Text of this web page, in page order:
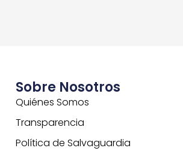
Sobre Nosotros
Quiénes Somos
Transparencia
Política de Salvaguardia